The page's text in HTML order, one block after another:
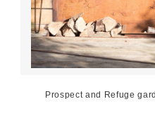
Prospect and Refuge